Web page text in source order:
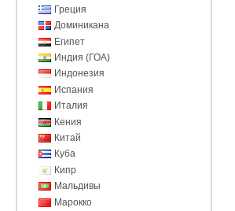
Греция
Доминикана
Египет
Индия (ГОА)
Индонезия
Испания
Италия
Кения
Китай
Куба
Кипр
Мальдивы
Марокко